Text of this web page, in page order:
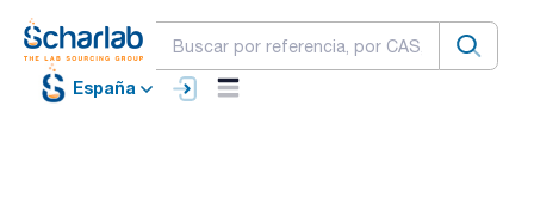
España